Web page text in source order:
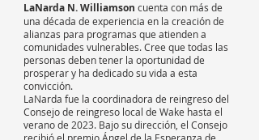
LaNarda N. Williamson cuenta con más de
una década de experiencia en la creación de
alianzas para programas que atienden a
comunidades vulnerables. Cree que todas las
personas deben tener la oportunidad de
prosperar y ha dedicado su vida a esta
convicción.
LaNarda fue la coordinadora de reingreso del
Consejo de reingreso local de Wake hasta el
verano de 2023. Bajo su dirección, el Consejo